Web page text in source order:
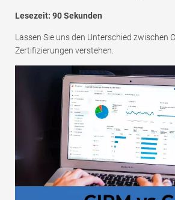
Lesezeit: 90 Sekunden
Lassen Sie uns den Unterschied zwischen
Zertifizierungen verstehen.